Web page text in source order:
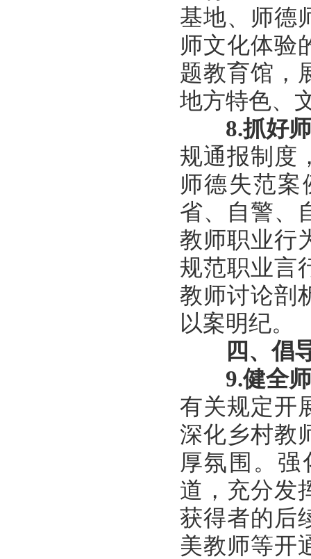
基地、师德
师文化体验
题教育馆，
地方特色、
8.抓好
规通报制度
师德失范
省、自警、
教师职业行
规范职业言
教师讨论剖
以案明纪。
四、倡
9.健全
有关规定开
深化乡村教
厚氛围。
道，充分发
获得者的后
美教师等开